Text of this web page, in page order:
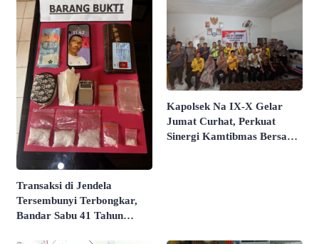
Transaksi di Jendela
Tersembunyi Terbongkar,
Bandar Sabu 41 Tahun
Kapolsek Na IX-X Gelar
Jumat Curhat, Perkuat
Sinergi Kamtibmas Bersama